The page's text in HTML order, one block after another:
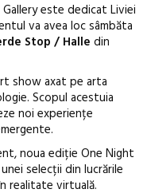
este dedicat Liviei
va avea loc sâmbăta
Stop / Halle din
show axat pe arta
Scopul acestuia
noi experiențe
noua ediție One Night
selecții din lucrările
realitate virtuală.